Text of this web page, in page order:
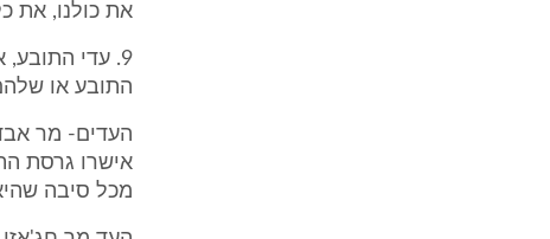
את כולנו, את כל
9. עדי
התובע או
העדים- מר
אישרו גרסת
מכל סיבה